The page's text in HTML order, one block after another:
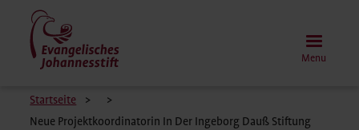
Menu
Breadcrumb
Startseite
Neue Projektkoordinatorin In Der Ingeborg Dauß Stiftung